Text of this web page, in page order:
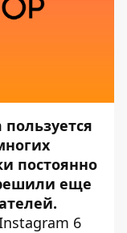
постоянно
еще
6